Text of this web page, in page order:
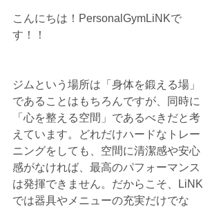
こんにちは！PersonalGymLiNKで
す！！
ジムという場所は「身体を鍛える場」
であることはもちろんですが、同時に
「心を整える空間」であるべきだと考
えています。どれだけハードなトレー
ニングをしても、空間に清潔感や安心
感がなければ、最高のパフォーマンス
は発揮できません。だからこそ、LiNK
では器具やメニューの充実だけでな